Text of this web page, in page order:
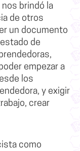
brindó la
de otros
un documento
de
empezar a
los
y exigir
crear
como